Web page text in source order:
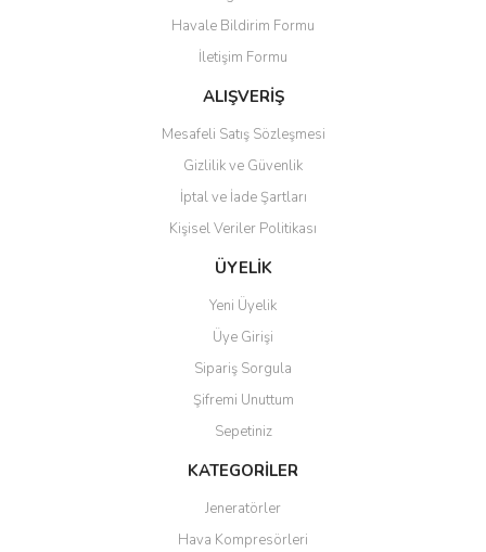
Ürün bilgilerinde hatalar bulunuyor.
Ürün fiyatı diğer sitelerden daha pahalı.
Bu ürüne benzer farklı alternatifler olmalı.
Gönder
Havale Bildirim Formu
İletişim Formu
ALIŞVERİŞ
Mesafeli Satış Sözleşmesi
Gizlilik ve Güvenlik
İptal ve İade Şartları
Kişisel Veriler Politikası
ÜYELİK
Yeni Üyelik
Üye Girişi
Sipariş Sorgula
Şifremi Unuttum
Sepetiniz
KATEGORİLER
Jeneratörler
Hava Kompresörleri